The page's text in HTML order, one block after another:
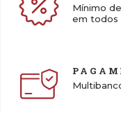
Mínimo
em todos